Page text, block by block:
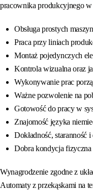
pracownika produkcyjnego w
Obsługa prostych
Praca przy liniach
Montaż pojedynczych
Kontrola wizualna oraz
Wykonywanie prac
Ważne pozwolenie na
Gotowość do pracy w
Znajomość języka
Dokładność, staranność
Dobra kondycja fizyczna
Wynagrodzenie zgodne z
Automaty z przekąskami na